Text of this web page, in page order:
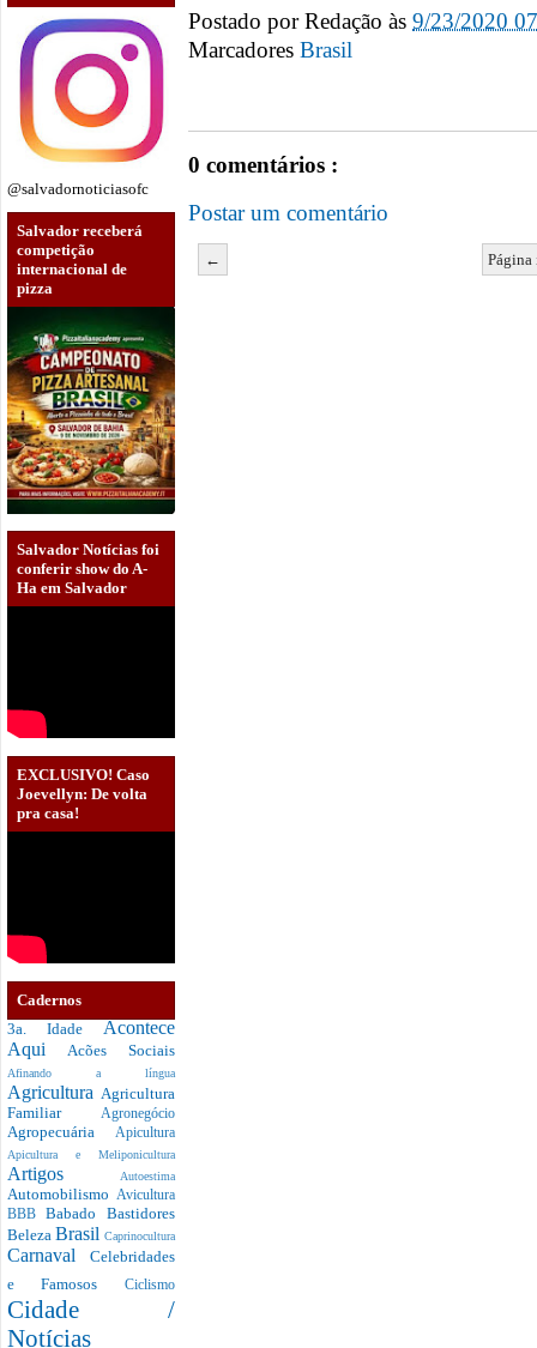
@salvadornoticiasofc
Salvador receberá
competição
internacional de
pizza
Salvador Notícias foi
conferir show do A-
Ha em Salvador
EXCLUSIVO! Caso
Joevellyn: De volta
pra casa!
Cadernos
3a. Idade Acontece
Aqui Acões Sociais
Afinando a língua
Agricultura Agricultura
Familiar Agronegócio
Agropecuária Apicultura
Apicultura e Meliponicultura
Artigos Autoestima
Automobilismo Avicultura
BBBBabado Bastidores
Beleza Brasil Caprinocultura
Carnaval Celebridades
e Famosos Ciclismo
Cidade /
Notícias
Postado porRedação às 9/23/2020
Marcadores Brasil
0 comentários :
Postar um comentário
←